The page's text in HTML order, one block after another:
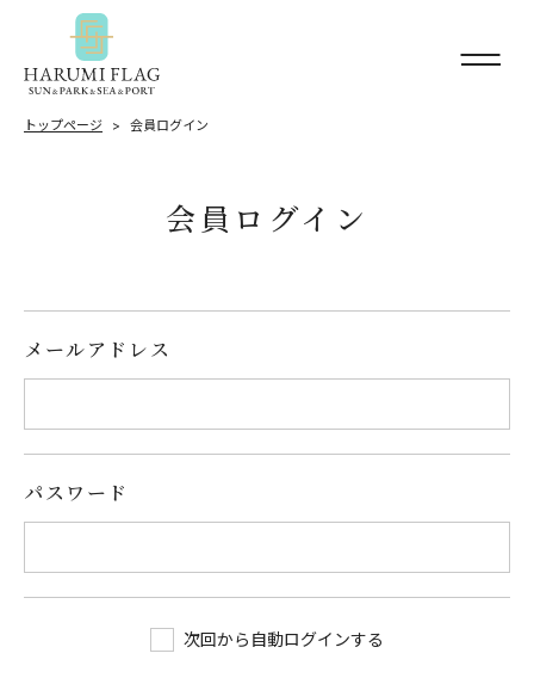
トップページ 会員ログイン
会員ログイン
メールアドレス
パスワード
次回から自動ログインする